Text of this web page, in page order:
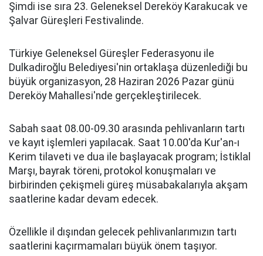
Şimdi ise sıra 23. Geleneksel Dereköy Karakucak ve
Şalvar Güreşleri Festivalinde.
Türkiye Geleneksel Güreşler Federasyonu ile
Dulkadiroğlu Belediyesi'nin ortaklaşa düzenlediği bu
büyük organizasyon, 28 Haziran 2026 Pazar günü
Dereköy Mahallesi'nde gerçekleştirilecek.
Sabah saat 08.00-09.30 arasında pehlivanların tartı
ve kayıt işlemleri yapılacak. Saat 10.00'da Kur'an-ı
Kerim tilaveti ve dua ile başlayacak program; İstiklal
Marşı, bayrak töreni, protokol konuşmaları ve
birbirinden çekişmeli güreş müsabakalarıyla akşam
saatlerine kadar devam edecek.
Özellikle il dışından gelecek pehlivanlarımızın tartı
saatlerini kaçırmamaları büyük önem taşıyor.